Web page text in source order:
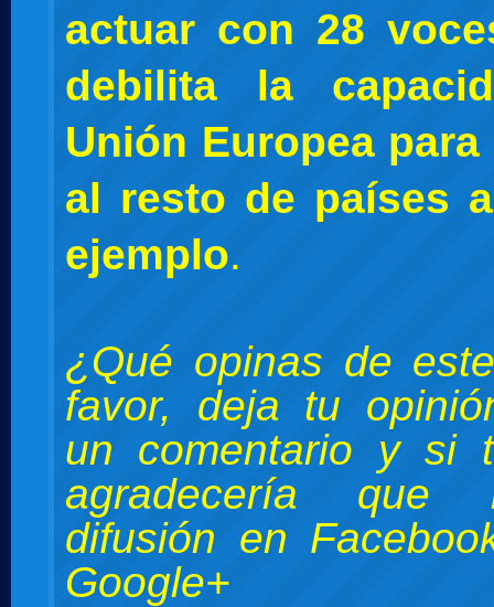
actuar con 28
debilita la
Unión Europea
al resto de países
ejemplo.
¿Qué opinas de
favor, deja tu
un comentario y si
agradecería que
difusión en
Google+